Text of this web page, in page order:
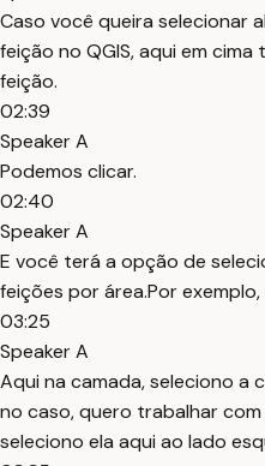
Caso você queira selecionar
feição no QGIS, aqui em
feição.
02:39
Speaker A
Podemos clicar.
02:40
Speaker A
E você terá a opção de
feições por área.Por
03:25
Speaker A
Aqui na camada, seleciono a
no caso, quero trabalhar com
seleciono ela aqui ao lado